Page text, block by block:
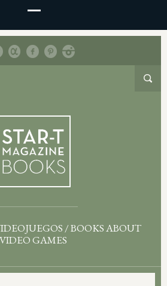
/ BOOKS ABOUT
VIDEO GAMES